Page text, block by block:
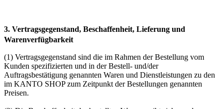
3. Vertragsgegenstand, Beschaffenheit, Lieferung und
Warenverfügbarkeit
(1) Vertragsgegenstand sind die im Rahmen der Bestellung vom
Kunden spezifizierten und in der Bestell- und/der
Auftragsbestätigung genannten Waren und Dienstleistungen zu den
im KANTO SHOP zum Zeitpunkt der Bestellungen genannten
Preisen.